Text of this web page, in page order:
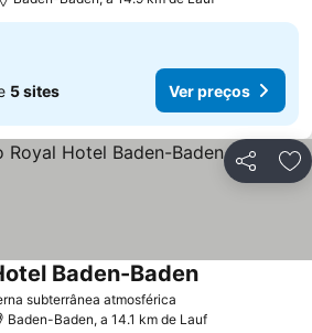
5 sites Ver preços
Partilhar
subterrânea atmosférica
Baden-Baden
Baden-Baden, a 14.1 km de Lauf